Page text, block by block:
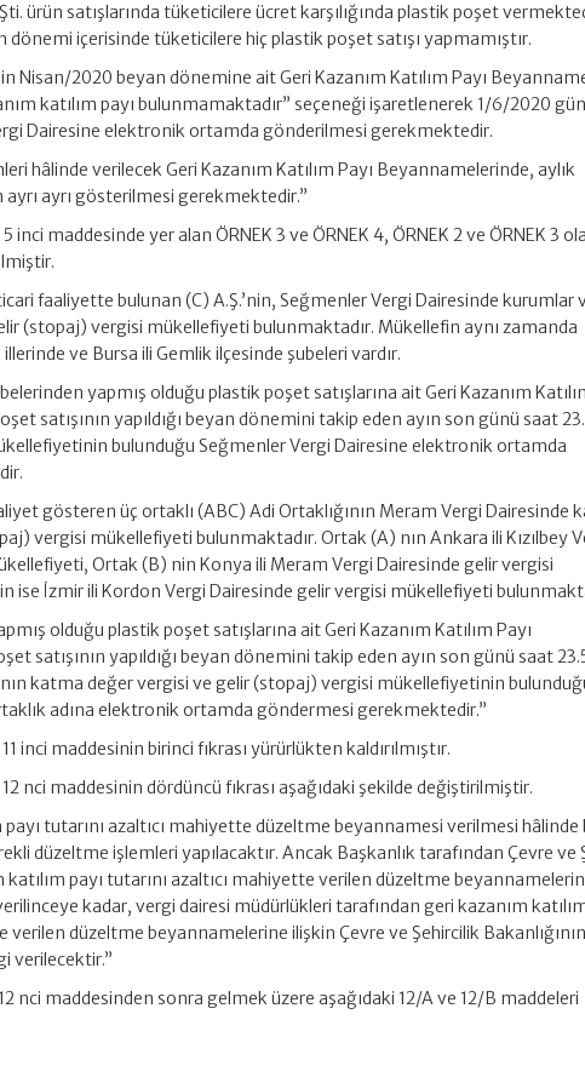
ürün satışlarında tüketicilere ücret karşılığında plastik poşet
dönemi içerisinde tüketicilere hiç plastik poşet satışı yapmamıştır.
Nisan/2020 beyan dönemine ait Geri Kazanım Katılım Payı
katılım payı bulunmamaktadır” seçeneği işaretlenerek 1/6/2020
Dairesine elektronik ortamda gönderilmesi gerekmektedir.
hâlinde verilecek Geri Kazanım Katılım Payı Beyannamelerinde, aylık
ayrı gösterilmesi gerekmektedir.”
inci maddesinde yer alan ÖRNEK 3 ve ÖRNEK 4, ÖRNEK 2 ve ÖRNEK 3
faaliyette bulunan (C) A.Ş.’nin, Seğmenler Vergi Dairesinde kurumlar
(stopaj) vergisi mükellefiyeti bulunmaktadır. Mükellefin aynı zamanda
ve Bursa ili Gemlik ilçesinde şubeleri vardır.
yapmış olduğu plastik poşet satışlarına ait Geri Kazanım
satışının yapıldığı beyan dönemini takip eden ayın son günü saat
bulunduğu Seğmenler Vergi Dairesine elektronik ortamda
gösteren üç ortaklı (ABC) Adi Ortaklığının Meram Vergi Dairesinde
vergisi mükellefiyeti bulunmaktadır. Ortak (A) nın Ankara ili Kızılbey
Ortak (B) nin Konya ili Meram Vergi Dairesinde gelir vergisi
ise İzmir ili Kordon Vergi Dairesinde gelir vergisi mükellefiyeti
olduğu plastik poşet satışlarına ait Geri Kazanım Katılım Payı
satışının yapıldığı beyan dönemini takip eden ayın son günü saat
katma değer vergisi ve gelir (stopaj) vergisi mükellefiyetinin
adına elektronik ortamda göndermesi gerekmektedir.”
inci maddesinin birinci fıkrası yürürlükten kaldırılmıştır.
nci maddesinin dördüncü fıkrası aşağıdaki şekilde değiştirilmiştir.
payı tutarını azaltıcı mahiyette düzeltme beyannamesi verilmesi hâlinde
düzeltme işlemleri yapılacaktır. Ancak Başkanlık tarafından Çevre ve
katılım payı tutarını azaltıcı mahiyette verilen düzeltme
kadar, vergi dairesi müdürlükleri tarafından geri kazanım
verilen düzeltme beyannamelerine ilişkin Çevre ve Şehircilik Bakanlığının
verilecektir.”
nci maddesinden sonra gelmek üzere aşağıdaki 12/A ve 12/B maddeleri